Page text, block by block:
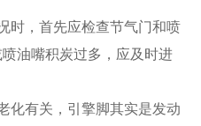
时，首先应检查节气门和喷
油嘴积炭过多，应及时进
化有关，引擎脚其实是发动